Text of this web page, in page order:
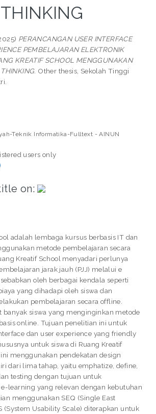
THINKING
PERANCANGAN USER INTERFACE
PEMBELAJARAN ELEKTRONIK
KREATIF SCHOOL MENGGUNAKAN
Other thesis, Sekolah Tinggi
Teknik Informatika-Fulltext - AINUN
users only
on:
adalah lembaga kursus berbasis IT dan
metode pembelajaran secara
Kreatif School menyadari perlunya
jarak jauh (PJJ) melalui e
oleh berbagai kendala seperti
yang dihadapi oleh siswa dan
pembelajaran secara offline.
banyak siswa yang menginginkan metode
online. Tujuan penelitian ini untuk
dan user experience yang friendly
untuk siswa di Ruang Kreatif
menggunakan pendekatan design
dari lima tahap, yaitu emphatize, define,
testing dengan tujuan untuk
learning yang relevan dengan kebutuhan
menggunakan SEQ (Single East
(System Usability Scale) diterapkan untuk